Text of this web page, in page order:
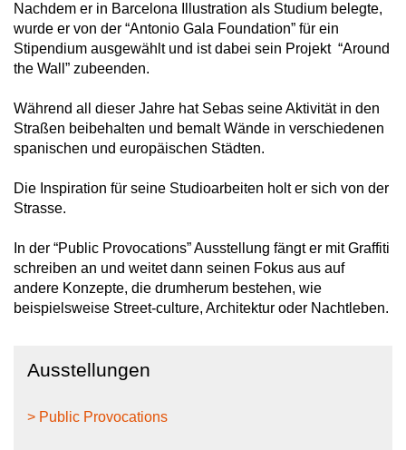
Nachdem er in Barcelona Illustration als Studium belegte,
wurde er von der “Antonio Gala Foundation” für ein
Stipendium ausgewählt und ist dabei sein Projekt “Around
the Wall” zubeenden.
Während all dieser Jahre hat Sebas seine Aktivität in den
Straßen beibehalten und bemalt Wände in verschiedenen
spanischen und europäischen Städten.
Die Inspiration für seine Studioarbeiten holt er sich von der
Strasse.
In der “Public Provocations” Ausstellung fängt er mit Graffiti
schreiben an und weitet dann seinen Fokus aus auf
andere Konzepte, die drumherum bestehen, wie
beispielsweise Street-culture, Architektur oder Nachtleben.
Ausstellungen
> Public Provocations